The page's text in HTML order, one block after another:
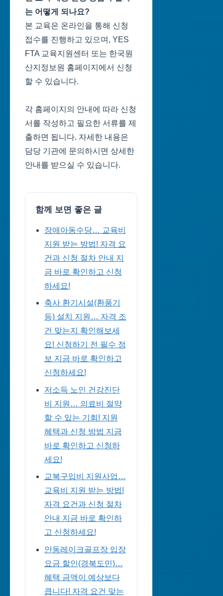
는 어떻게 되나요?
본 교육은 온라인을 통해 신청
접수를 진행하고 있으며, YES
FTA 교육지원센터 또는 한국원
산지정보원 홈페이지에서 신청
할 수 있습니다.
각 홈페이지의 안내에 따라 신청
서를 작성하고 필요한 서류를 제
출하면 됩니다. 자세한 내용은
담당 기관에 문의하시면 상세한
안내를 받으실 수 있습니다.
함께 보면 좋은 글
장애아동수당… 교육비
지원 받는 방법! 자격 요
건과 신청 절차 안내 지
금 바로 확인하고 신청
하세요!
축사 환기시설(환풍기
등) 설치 지원… 자격 조
건 맞는지 확인해보세
요! 신청하기 전 필수 정
보 지금 바로 확인하고
신청하세요!
저소득 노인 건강진단
비 지원… 의료비 절약
할 수 있는 기회! 지원
혜택과 신청 방법 지금
바로 확인하고 신청하
세요!
교복구입비 지원사업…
교육비 지원 받는 방법!
자격 요건과 신청 절차
안내 지금 바로 확인하
고 신청하세요!
안동레이크골프장 입장
요금 할인(경북도민)…
혜택 금액이 예상보다
큽니다! 자격 요건 맞는